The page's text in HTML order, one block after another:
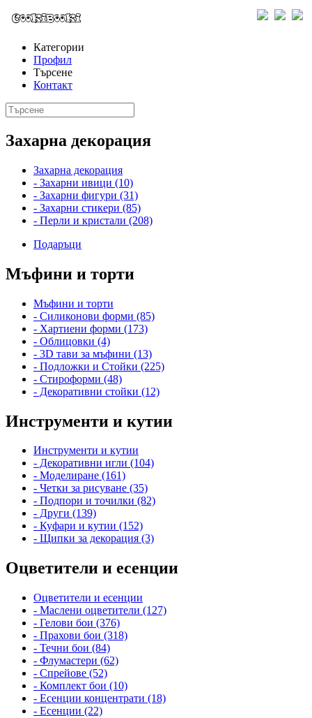
Категории
Профил
Търсене
Контакт
Захарна декорация
Захарна декорация
- Захарни ивици (10)
- Захарни фигури (31)
- Захарни стикери (85)
- Перли и кристали (208)
Подаръци
Мъфини и торти
Мъфини и торти
- Силиконови форми (85)
- Хартиени форми (173)
- Облицовки (4)
- 3D тави за мъфини (13)
- Подложки и Стойки (225)
- Стироформи (48)
- Декоративни стойки (12)
Инструменти и кутии
Инструменти и кутии
- Декоративни игли (104)
- Моделиране (161)
- Четки за рисуване (35)
- Подпори и точилки (82)
- Други (139)
- Куфари и кутии (152)
- Щипки за декорация (3)
Оцветители и есенции
Оцветители и есенции
- Маслени оцветители (127)
- Гелови бои (376)
- Прахови бои (318)
- Течни бои (84)
- Флумастери (62)
- Спрейове (52)
- Комплект бои (10)
- Есенции концентрати (18)
- Есенции (22)